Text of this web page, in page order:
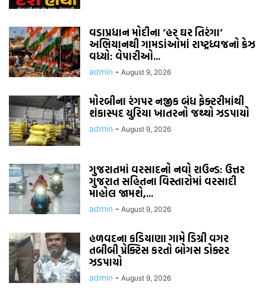
વડાપ્રધાન મોદીના ‘હર ઘર તિરંગા’
અભિયાનથી ગામડાંઓમાં રાષ્ટ્રધ્વજનો ક્રેઝ
વધ્યો: વેપારીઓ...
admin - August 9, 2026
મોરબીના રંગપર નજીક બંધ ફેક્ટરીમાંથી
શંકાસ્પદ યુરિયા ખાતરનો જથ્થો ઝડપાયો
admin - August 9, 2026
ગુજરાતમાં વરસાદનો નવો રાઉન્ડ: ઉત્તર
ગુજરાત સહિતના વિસ્તારોમાં વરસાદી
માહોલ જામશે,...
admin - August 9, 2026
હળવદના કડિયાણા ગામે ડિગ્રી વગર
તબીબી પ્રેક્ટિસ કરતો બોગસ ડોક્ટર
ઝડપાયો
admin - August 9, 2026